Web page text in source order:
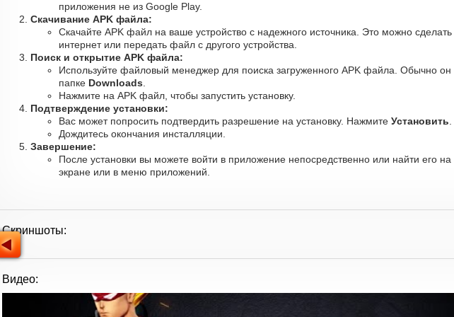
приложения не из Google Play.
Скачивание APK файла:
Скачайте APK файл на ваше устройство с надежного источника. Это можно сделать
интернет или передать файл с другого устройства.
Поиск и открытие APK файла:
Используйте файловый менеджер для поиска загруженного APK файла. Обычно он
папке Downloads
Нажмите на APK файл, чтобы запустить установку.
Подтверждение установки:
Вас может попросить подтвердить разрешение на установку. Нажмите Установить
Дождитесь окончания инсталляции.
Завершение:
После установки вы можете войти в приложение непосредственно или найти его на
экране или в меню приложений.
Скриншоты:
Видео: